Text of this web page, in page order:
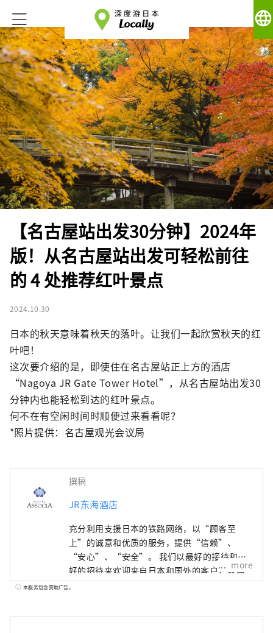
language
【名古屋站出发30分钟】2024年
版！从名古屋站出发可轻松前往
的 4 处推荐红叶景点
2024.10.30
日本的秋天意味着秋天的落叶。让我们一起欣赏秋天的红
叶吧！
这次要介绍的是，即使住在名古屋站正上方的酒店
“Nagoya JR Gate Tower Hotel”，从名古屋站出发30
分钟内也能轻松到达的红叶景点。
何不在有空闲时间时顺便过来看看呢？
*照片提供：名古屋观光会议局
撰稿
JR东海酒店
充分利用支援日本的铁路网络，以“顾客至
上”的诚意和优质的服务，提供“信赖”、
“安心”、“安全”。 我们以最好的接待和最
好的招待来欢迎来自日本和国外的客户，以满
足您的所有需求。
more
本服务包含赞助广告。